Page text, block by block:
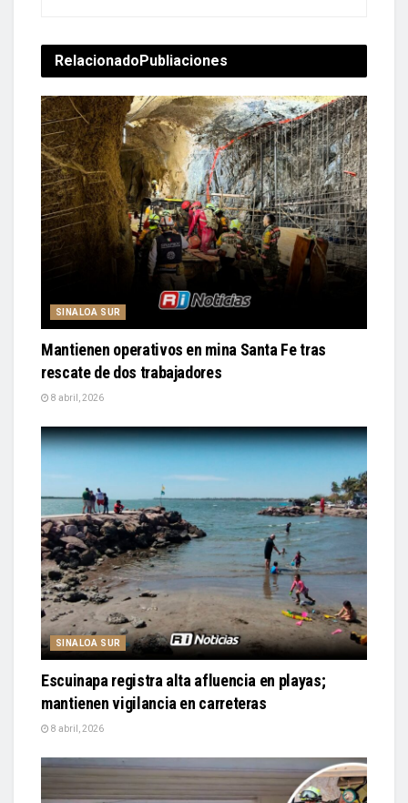
RelacionadoPubliaciones
SINALOA SUR
Mantienen operativos en mina Santa Fe tras
rescate de dos trabajadores
8 abril, 2026
SINALOA SUR
Escuinapa registra alta afluencia en playas;
mantienen vigilancia en carreteras
8 abril, 2026